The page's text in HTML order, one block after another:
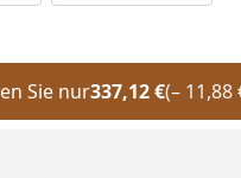
Sie nur337,12 €(– 11,88